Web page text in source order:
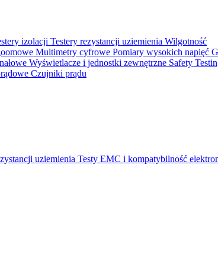
izolacji Testery rezystancji uziemienia Wilgotność
Multimetry cyfrowe Pomiary wysokich napięć
Wyświetlacze i jednostki zewnętrzne Safety
Czujniki prądu
uziemienia Testy EMC i kompatybilność